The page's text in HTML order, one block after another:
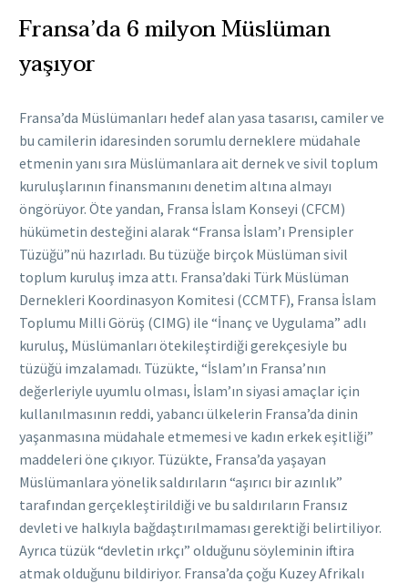
Fransa’da 6 milyon Müslüman
yaşıyor
Fransa’da Müslümanları hedef alan yasa tasarısı, camiler ve
bu camilerin idaresinden sorumlu derneklere müdahale
etmenin yanı sıra Müslümanlara ait dernek ve sivil toplum
kuruluşlarının finansmanını denetim altına almayı
öngörüyor. Öte yandan, Fransa İslam Konseyi (CFCM)
hükümetin desteğini alarak “Fransa İslam’ı Prensipler
Tüzüğü”nü hazırladı. Bu tüzüğe birçok Müslüman sivil
toplum kuruluş imza attı. Fransa’daki Türk Müslüman
Dernekleri Koordinasyon Komitesi (CCMTF), Fransa İslam
Toplumu Milli Görüş (CIMG) ile “İnanç ve Uygulama” adlı
kuruluş, Müslümanları ötekileştirdiği gerekçesiyle bu
tüzüğü imzalamadı. Tüzükte, “İslam’ın Fransa’nın
değerleriyle uyumlu olması, İslam’ın siyasi amaçlar için
kullanılmasının reddi, yabancı ülkelerin Fransa’da dinin
yaşanmasına müdahale etmemesi ve kadın erkek eşitliği”
maddeleri öne çıkıyor. Tüzükte, Fransa’da yaşayan
Müslümanlara yönelik saldırıların “aşırıcı bir azınlık”
tarafından gerçekleştirildiği ve bu saldırıların Fransız
devleti ve halkıyla bağdaştırılmaması gerektiği belirtiliyor.
Ayrıca tüzük “devletin ırkçı” olduğunu söyleminin iftira
atmak olduğunu bildiriyor. Fransa’da çoğu Kuzey Afrikalı